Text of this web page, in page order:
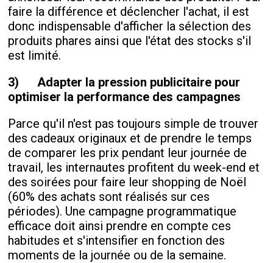
faire la différence et déclencher l'achat, il est
donc indispensable d'afficher la sélection des
produits phares ainsi que l'état des stocks s'il
est limité.
3)
Adapter la pression publicitaire pour
optimiser la performance des campagnes
Parce qu'il n'est pas toujours simple de trouver
des cadeaux originaux et de prendre le temps
de comparer les prix pendant leur journée de
travail, les internautes profitent du week-end et
des soirées pour faire leur shopping de Noël
(60% des achats sont réalisés sur ces
périodes). Une campagne programmatique
efficace doit ainsi prendre en compte ces
habitudes et s'intensifier en fonction des
moments de la journée ou de la semaine.